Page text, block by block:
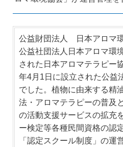
公益財団法人 日本アロマ
公益社団法人日本アロマ環
された日本アロマテラピー
年4月1日に設立された公益
でした。植物に由来する精
法・アロマテラピーの普及
の活動支援サービスの拡充
ー検定等各種民間資格の認
「認定スクール制度」の運